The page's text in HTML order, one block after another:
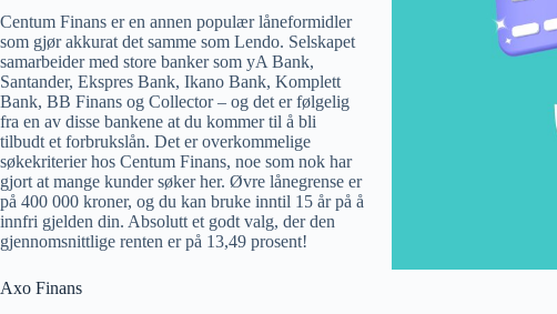
Centum Finans er en annen populær låneformidler
som gjør akkurat det samme som Lendo. Selskapet
samarbeider med store banker som yA Bank,
Santander, Ekspres Bank, Ikano Bank, Komplett
Bank, BB Finans og Collector – og det er følgelig
fra en av disse bankene at du kommer til å bli
tilbudt et forbrukslån. Det er overkommelige
søkekriterier hos Centum Finans, noe som nok har
gjort at mange kunder søker her. Øvre lånegrense er
på 400 000 kroner, og du kan bruke inntil 15 år på å
innfri gjelden din. Absolutt et godt valg, der den
gjennomsnittlige renten er på 13,49 prosent!
Axo Finans